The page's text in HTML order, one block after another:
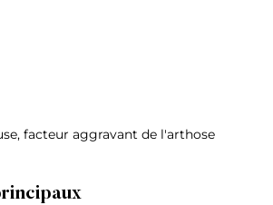
facteur aggravant de l'arthose